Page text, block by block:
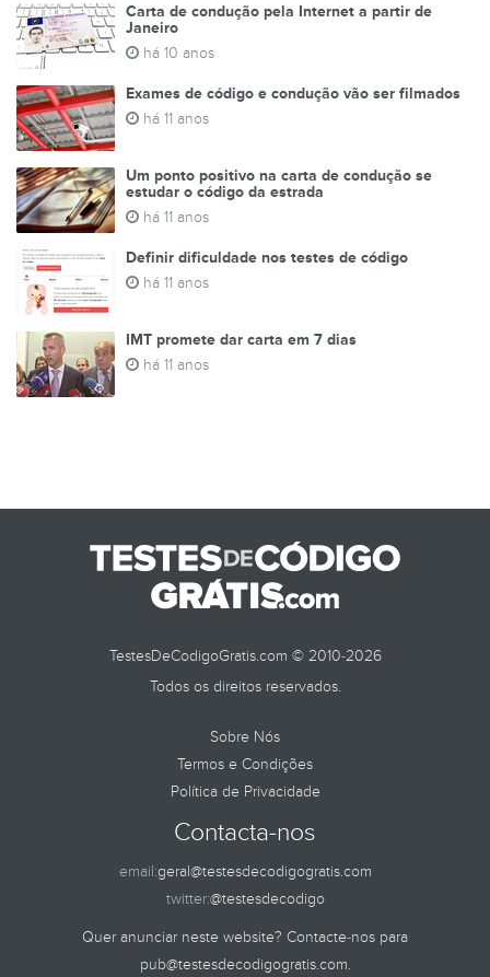
Carta de condução pela Internet a partir de
Janeiro
há 10 anos
Exames de código e condução vão ser filmados
há 11 anos
Um ponto positivo na carta de condução se
estudar o código da estrada
há 11 anos
Definir dificuldade nos testes de código
há 11 anos
IMT promete dar carta em 7 dias
há 11 anos
TestesDeCodigoGratis.com © 2010-2026
Todos os direitos reservados.
Sobre Nós
Termos e Condições
Política de Privacidade
Contacta-nos
email:geral@testesdecodigogratis.com
twitter:@testesdecodigo
Quer anunciar neste website? Contacte-nos para
pub@testesdecodigogratis.com.